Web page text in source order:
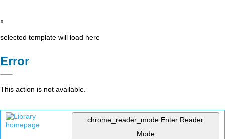
x
selected template will load here
Error
This action is not available.
chrome_reader_mode Enter Reader
Mode